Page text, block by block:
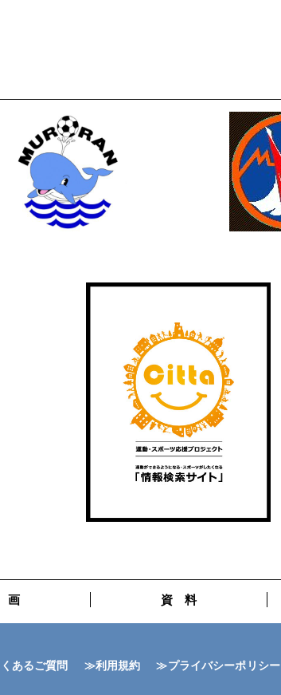
画 資 料
あるご質問 ≫利用規約 ≫プライバシーポリシー